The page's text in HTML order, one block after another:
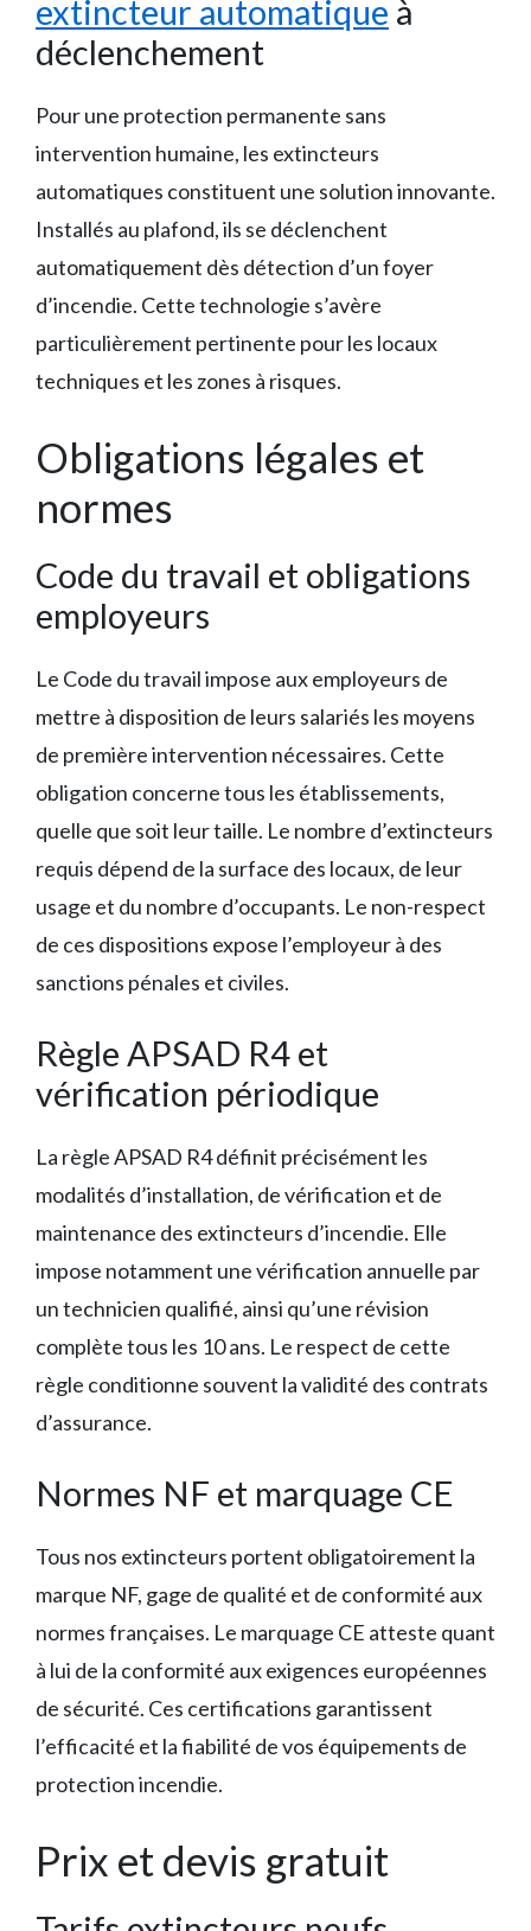
extincteur automatique à
déclenchement
Pour une protection permanente sans
intervention humaine, les extincteurs
automatiques constituent une solution innovante.
Installés au plafond, ils se déclenchent
automatiquement dès détection d’un foyer
d’incendie. Cette technologie s’avère
particulièrement pertinente pour les locaux
techniques et les zones à risques.
Obligations légales et
normes
Code du travail et obligations
employeurs
Le Code du travail impose aux employeurs de
mettre à disposition de leurs salariés les moyens
de première intervention nécessaires. Cette
obligation concerne tous les établissements,
quelle que soit leur taille. Le nombre d’extincteurs
requis dépend de la surface des locaux, de leur
usage et du nombre d’occupants. Le non-respect
de ces dispositions expose l’employeur à des
sanctions pénales et civiles.
Règle APSAD R4 et
vérification périodique
La règle APSAD R4 définit précisément les
modalités d’installation, de vérification et de
maintenance des extincteurs d’incendie. Elle
impose notamment une vérification annuelle par
un technicien qualifié, ainsi qu’une révision
complète tous les 10 ans. Le respect de cette
règle conditionne souvent la validité des contrats
d’assurance.
Normes NF et marquage CE
Tous nos extincteurs portent obligatoirement la
marque NF, gage de qualité et de conformité aux
normes françaises. Le marquage CE atteste quant
à lui de la conformité aux exigences européennes
de sécurité. Ces certifications garantissent
l’efficacité et la fiabilité de vos équipements de
protection incendie.
Prix et devis gratuit